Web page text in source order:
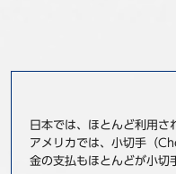
日本では、ほとんど利用さ
アメリカでは、小切手（
金の支払もほとんどが小切